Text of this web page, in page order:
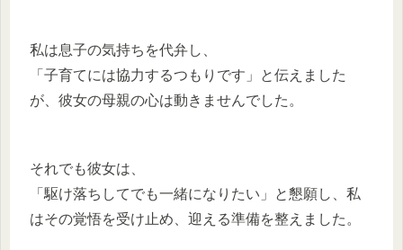
私は息子の気持ちを代弁し、
「子育てには協力するつもりです」と伝えました
が、彼女の母親の心は動きませんでした。
それでも彼女は、
「駆け落ちしてでも一緒になりたい」と懇願し、私
はその覚悟を受け止め、迎える準備を整えました。